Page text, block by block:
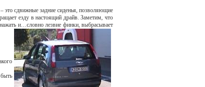
это сдвижные задние сиденья, позволяющие
езду в настоящий драйв. Заметим, что
и…словно лезвие финки, выбрасывает